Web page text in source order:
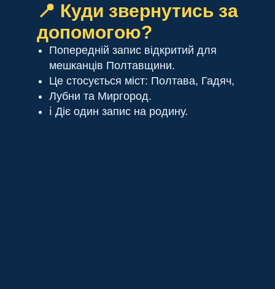
📍 Куди звернутись за
допомогою?
Попередній запис відкритий для
мешканців Полтавщини.
Це стосується міст: Полтава, Гадяч,
Лубни та Миргород.
ℹ️ Діє один запис на родину.